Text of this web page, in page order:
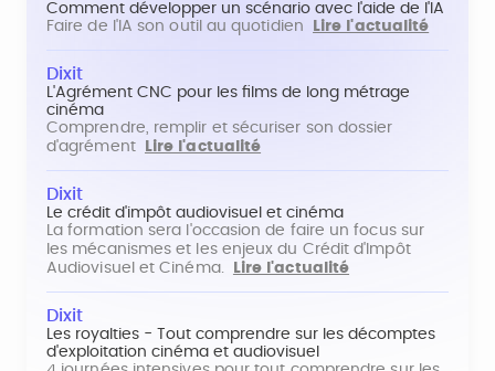
Comment développer un scénario avec l'aide de l'IA
Faire de l'IA son outil au quotidien
Lire l'actualité
Dixit
L'Agrément CNC pour les films de long métrage
cinéma
Comprendre, remplir et sécuriser son dossier
d'agrément
Lire l'actualité
Dixit
Le crédit d'impôt audiovisuel et cinéma
La formation sera l'occasion de faire un focus sur
les mécanismes et les enjeux du Crédit d'Impôt
Audiovisuel et Cinéma.
Lire l'actualité
Dixit
Les royalties - Tout comprendre sur les décomptes
d'exploitation cinéma et audiovisuel